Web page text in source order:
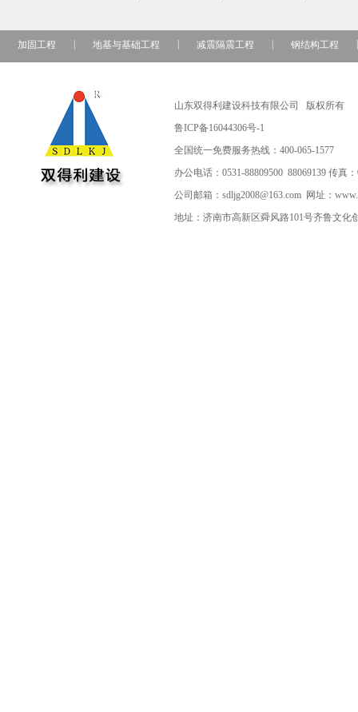
加固工程 地基与基础工程 减震隔震工程 钢结构工程
山东双得利建设科技有限公司 版权所有
鲁ICP备16044306号-1
全国统一免费服务热线：400-065-1577
办公电话：0531-88809500 88069139 传真：
公司邮箱：sdljg2008@163.com 网址：
地址：济南市高新区舜风路101号齐鲁文化